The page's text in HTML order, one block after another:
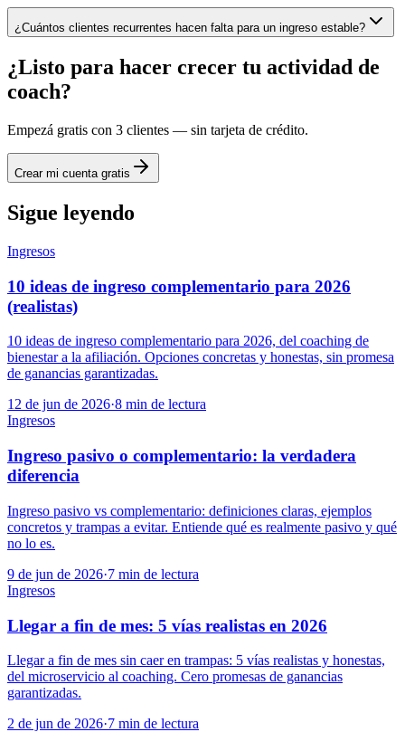
¿Cuántos clientes recurrentes hacen falta para un ingreso estable?
¿Listo para hacer crecer tu actividad de
coach?
Empezá gratis con 3 clientes — sin tarjeta de crédito.
Crear mi cuenta gratis
Sigue leyendo
Ingresos
10 ideas de ingreso complementario para 2026
(realistas)
10 ideas de ingreso complementario para 2026, del coaching de
bienestar a la afiliación. Opciones concretas y honestas, sin promesa
de ganancias garantizadas.
12 de jun de 2026·8 min de lectura
Ingresos
Ingreso pasivo o complementario: la verdadera
diferencia
Ingreso pasivo vs complementario: definiciones claras, ejemplos
concretos y trampas a evitar. Entiende qué es realmente pasivo y qué
no lo es.
9 de jun de 2026·7 min de lectura
Ingresos
Llegar a fin de mes: 5 vías realistas en 2026
Llegar a fin de mes sin caer en trampas: 5 vías realistas y honestas,
del microservicio al coaching. Cero promesas de ganancias
garantizadas.
2 de jun de 2026·7 min de lectura